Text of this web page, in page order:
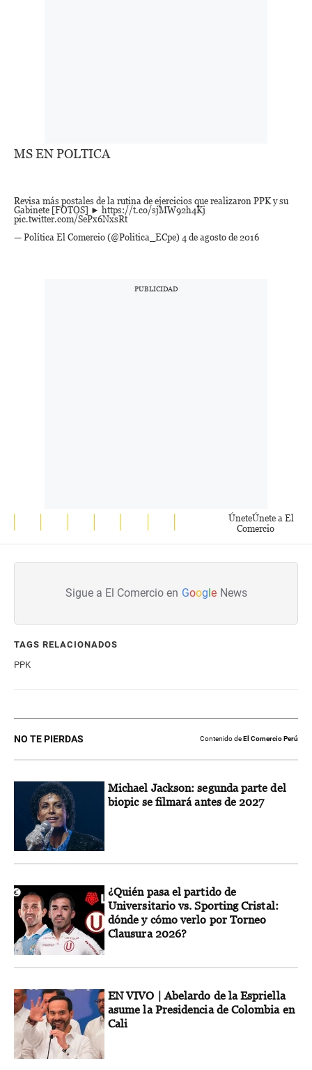
MS EN POLTICA
Revisa más postales de la rutina de ejercicios que realizaron PPK y su
Gabinete [FOTOS] ► https://t.co/sjMW92h4Kj
pic.twitter.com/SePx6NxsRt
— Política El Comercio (@Politica_ECpe) 4 de agosto de 2016
ÚneteÚnete a El
Comercio
Sigue a El Comercio en Google News
TAGS RELACIONADOS
PPK
NO TE PIERDAS Contenido deEl Comercio Perú
Michael Jackson: segunda parte del
biopic se filmará antes de 2027
¿Quién pasa el partido de
Universitario vs. Sporting Cristal:
dónde y cómo verlo por Torneo
Clausura 2026?
EN VIVO | Abelardo de la Espriella
asume la Presidencia de Colombia en
Cali